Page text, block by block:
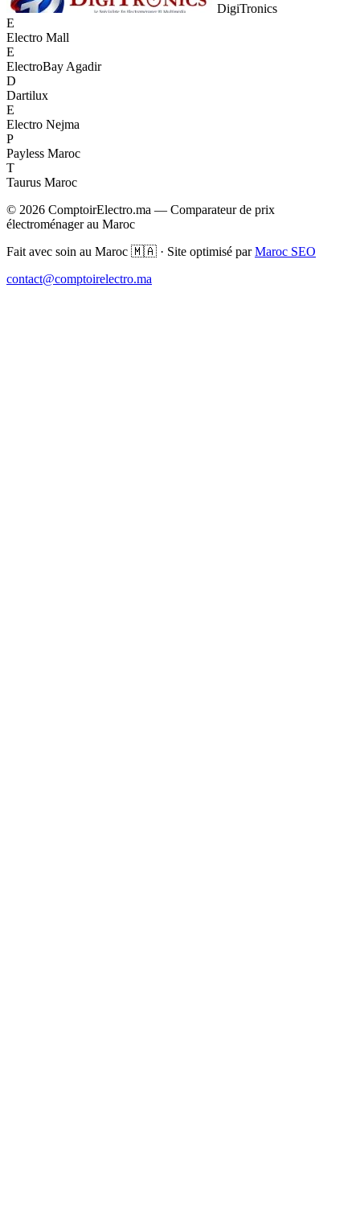
DigiTronics
E
Electro Mall
E
ElectroBay Agadir
D
Dartilux
E
Electro Nejma
P
Payless Maroc
T
Taurus Maroc
© 2026 ComptoirElectro.ma — Comparateur de prix
électroménager au Maroc
Fait avec soin au Maroc 🇲🇦 · Site optimisé parMaroc SEO
contact@comptoirelectro.ma